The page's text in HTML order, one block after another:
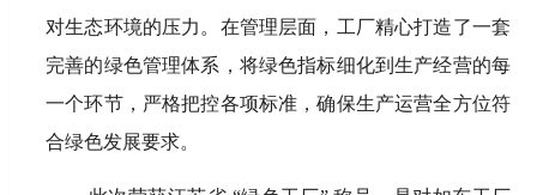
对生态环境的压力。在管理层面，工厂精心打造了一套
完善的绿色管理体系，将绿色指标细化到生产经营的每
一个环节，严格把控各项标准，确保生产运营全方位符
合绿色发展要求。